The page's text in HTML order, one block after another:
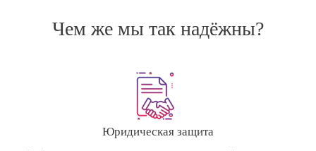
Чем же мы так надёжны?
Юридическая защита